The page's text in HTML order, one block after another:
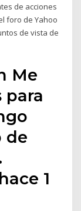
de acciones
foro de Yahoo
de vista de
Me
para
de
1